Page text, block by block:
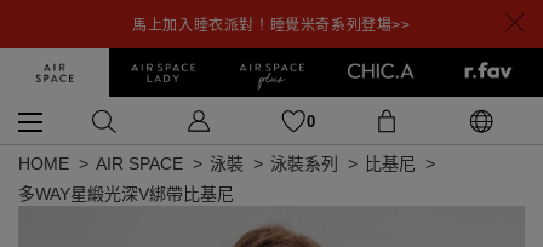
馬上加入睡衣派對！睡覺米奇系列登場>>
0
HOME AIR SPACE 泳裝 泳裝系列
比基尼
多WAY星緞光深V綁帶比基尼